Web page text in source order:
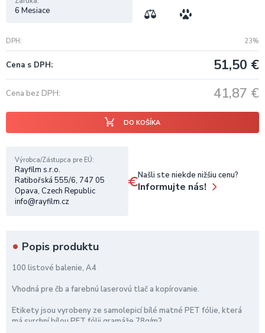
DPH 23%
Cena s DPH 51,50 €
Cena bez DPH 41,87 €
DO KOŠÍKA
6 Mesiace
Výrobca/Zástupca pre EÚ
Rayfilm s.r.o.
Ratibořská 555/6, 747 05
Opava, Czech Republic
info@rayfilm.cz
Našli ste niekde nižšiu cenu?
Informujte nás!
Popis produktu
100 listové balenie, A4
Vhodná pre čb a farebnú laserovú tlač a kopírovanie.
Etikety jsou vyrobeny ze samolepicí bílé matné PET fólie, která
má svrchní bílou PET fólii gramáže 78g/m2